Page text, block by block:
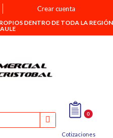
Crear cuenta
DENTRO DE TODA LA REGIÓN
0
Cotizaciones